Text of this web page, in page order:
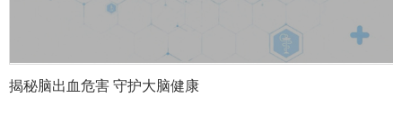
揭秘脑出血危害 守护大脑健康